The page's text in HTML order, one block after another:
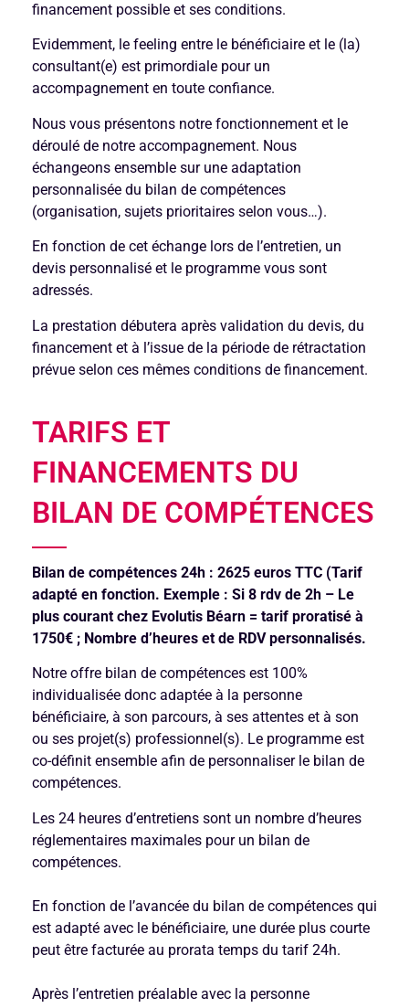
financement possible et ses conditions.
Evidemment, le feeling entre le bénéficiaire et le (la)
consultant(e) est primordiale pour un
accompagnement en toute confiance.
Nous vous présentons notre fonctionnement et le
déroulé de notre accompagnement. Nous
échangeons ensemble sur une adaptation
personnalisée du bilan de compétences
(organisation, sujets prioritaires selon vous…).
En fonction de cet échange lors de l’entretien, un
devis personnalisé et le programme vous sont
adressés.
La prestation débutera après validation du devis, du
financement et à l’issue de la période de rétractation
prévue selon ces mêmes conditions de financement.
TARIFS ET
FINANCEMENTS DU
BILAN DE COMPÉTENCES
Bilan de compétences 24h : 2625 euros TTC (Tarif
adapté en fonction. Exemple : Si 8 rdv de 2h – Le
plus courant chez Evolutis Béarn = tarif proratisé à
1750€ ; Nombre d’heures et de RDV personnalisés.
Notre offre bilan de compétences est 100%
individualisée donc adaptée à la personne
bénéficiaire, à son parcours, à ses attentes et à son
ou ses projet(s) professionnel(s). Le programme est
co-définit ensemble afin de personnaliser le bilan de
compétences.
Les 24 heures d’entretiens sont un nombre d’heures
réglementaires maximales pour un bilan de
compétences.
En fonction de l’avancée du bilan de compétences qui
est adapté avec le bénéficiaire, une durée plus courte
peut être facturée au prorata temps du tarif 24h.
Après l’entretien préalable avec la personne